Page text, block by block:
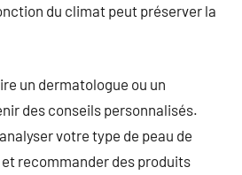
du climat peut préserver la
un dermatologue ou un
des conseils personnalisés.
votre type de peau de
recommander des produits